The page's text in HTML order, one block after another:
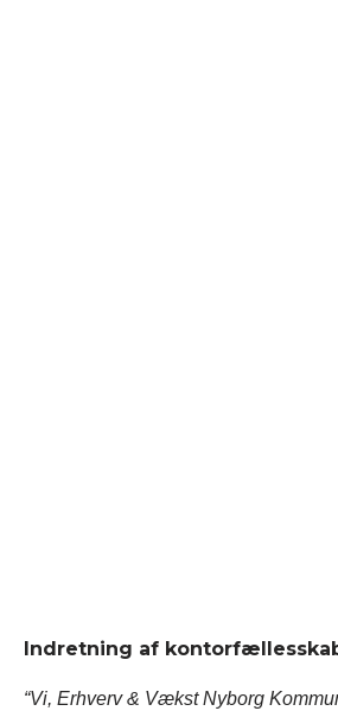
Indretning af
“Vi, Erhverv & Vækst Nyborg